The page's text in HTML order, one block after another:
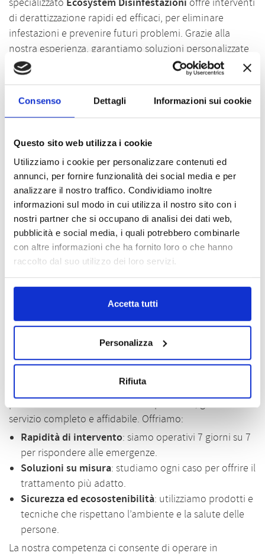
Consenso Dettagli Informazioni sui cookie
Questo sito web utilizza i cookie
Utilizziamo i cookie per personalizzare contenuti ed
annunci, per fornire funzionalità dei social media e per
analizzare il nostro traffico. Condividiamo inoltre
informazioni sul modo in cui utilizza il nostro sito con i
nostri partner che si occupano di analisi dei dati web,
pubblicità e social media, i quali potrebbero combinarle
con altre informazioni che ha fornito loro o che hanno
raccolto dal suo utilizzo dei loro servizi.
Accetta tutti
Personalizza
Rifiuta
specializzato Ecosystem Disinfestazioni offre interventi
di derattizzazione rapidi ed efficaci, per eliminare
infestazioni e prevenire futuri problemi. Grazie alla
nostra esperienza, garantiamo soluzioni personalizzate
e durature, sempre nel rispetto delle normative vigenti:
topi e ratti e loro simili, quali topi di campagna, topi neri
e topolini domestici, non saranno più un problema.
Soluzioni innovative per l’eliminazione
di topi e ratti.
Per affrontare il problema dei roditori, quali ratti e topi
a Firenze e provincia, utilizziamo tecniche avanzate e
prodotti ottimali sia per l’uomo che per l’ambiente. Tra i
nostri metodi figurano l’impiego di trappole
meccaniche, esche professionali e barriere fisiche per
impedire l’accesso ai roditori. Ogni intervento viene
pianificato dopo un’accurata ispezione per assicurare
l’efficacia e la sicurezza del trattamento:Ecosystem
Perché scegliere i nostri servizi di
derattizzazione a Firenze e dintorni?
Ecosystem Disinfestazioniè un punto di riferimento
servizio completo e affidabile. Offriamo:
Rapidità di intervento: siamo operativi 7 giorni su 7
per rispondere alle emergenze.
Soluzioni su misura: studiamo ogni caso per offrire il
trattamento più adatto.
Sicurezza ed ecosostenibilità: utilizziamo prodotti e
tecniche che rispettano l’ambiente e la salute delle
persone.
La nostra competenza ci consente di operare in